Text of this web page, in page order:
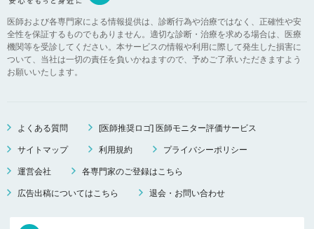
医師および各専門家による情報提供は、診断行為や治療ではなく、正確性や安
全性を保証するものでもありません。適切な診断・治療を求める場合は、医療
機関等を受診してください。本サービスの情報や利用に際して発生した損害に
ついて、当社は一切の責任を負いかねますので、予めご了承いただきますよう
お願いいたします。
よくある質問 [医師推奨ロゴ] 医師モニター評価サービス
サイトマップ 利用規約 プライバシーポリシー
運営会社 各専門家のご登録はこちら
広告出稿についてはこちら 退会・お問い合わせ